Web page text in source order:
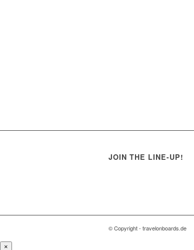
JOIN THE LINE-UP!
© Copyright - travelonboards.de
×